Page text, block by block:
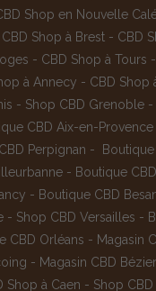
Shop en Nouvelle
CBD Shop à Brest - CBD
- CBD Shop à Tours -
à Annecy - CBD Shop
- Shop CBD Grenoble -
CBD Aix-en-Provence
Perpignan -
- Boutique
- Boutique CBD
- Shop CBD Versailles -
CBD Orléans - Magasin
- Magasin CBD
Shop à Caen - Shop